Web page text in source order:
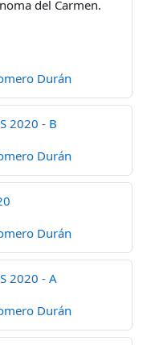
del Carmen.
Durán
2020 - B
Durán
Durán
2020 - A
Durán